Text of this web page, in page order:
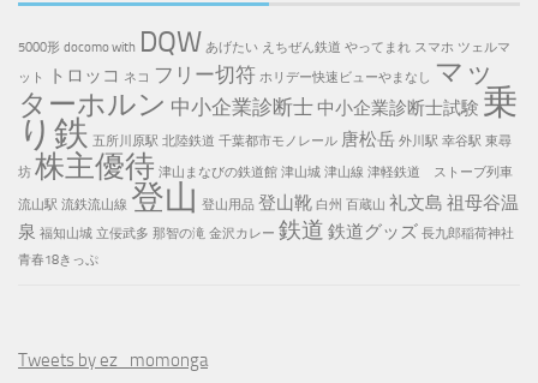
5000形 docomo with DQW あげたい えちぜん鉄道 やってまれ スマホ ツェルマ
ット
トロッコ ネコ フリー切符 ホリデー快速ビューやまなし マッ
ターホルン 中小企業診断士 中小企業診断士試験 乗
り鉄 五所川原駅 北陸鉄道 千葉都市モノレール 唐松岳 外川駅 幸谷駅 東尋
坊 株主優待 津山まなびの鉄道館 津山城 津山線 津軽鉄道 ストーブ列車
流山駅 流鉄流山線 登山 登山用品 登山靴 白州 百蔵山 礼文島 祖母谷温
泉 福知山城 立佞武多 那智の滝 金沢カレー 鉄道 鉄道グッズ 長九郎稲荷神社
青春18きっぷ
Tweets by ez_momonga